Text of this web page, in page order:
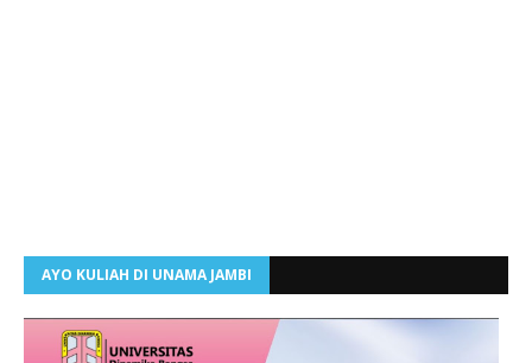
AYO KULIAH DI UNAMA JAMBI